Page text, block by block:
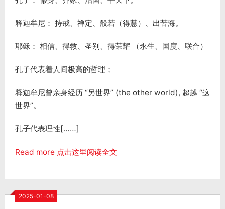
释迦牟尼： 持戒、禅定、般若（得慧）、出苦海。
耶稣： 相信、得救、圣别、得荣耀 （永生、国度、联合）
孔子代表着人间极高的哲理；
释迦牟尼曾亲身经历 “另世界” (the other world), 超越 “这
世界”。
孔子代表理性[……]
Read more 点击这里阅读全文
2025-01-08